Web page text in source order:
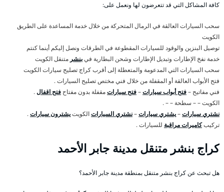
كافة المشاكل التي قد تتعرضون لها ونعمل على:
سحب السيارات العالقة في الرمال المتحركة من خلال خدمة المساعدة على الطريق
الكويت
توصيل البنزين والوقود للسيارات المقطوعة في الطرقات ونصل إليكم أينما كنتم
خدمة نفخ الإطارات وتبديل الإطارات وشحن البطارية فيبنشر متنقل الكويت
سحب السيارات التي المدعومة والمتعطلة إلى أقرب كراج تصليح سيارات الكويت
فتح الأبواب العالقة أو المقفلة من خلال فني مختص تصليح السيارات .
فني مفاتيح –فتح أبواب سيارات–فتح سياراتمقفلة بدون مفتاح فتح اقفال.
الكويت – – سطحة – – .
نشتري سيارات–يشتري سيارات–نشتري السياراتالكويتيشترون سيارات.
تركيبكاميرات مراقبة للسيارات .
كراج بنشر متنقل مدينة جابر الأحمد
هل تبحث عن كراج بنشر متنقل بمنطقة مدينة جابر الأحمد؟